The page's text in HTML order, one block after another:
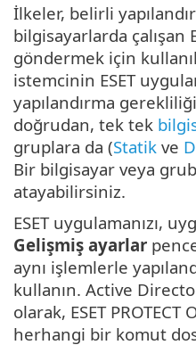
İlkeler, belirli
bilgisayarlarda çalışan
göndermek için
istemcinin ESET
yapılandırma
doğrudan, tek tek
gruplara da (Statik ve
Bir bilgisayar veya
atayabilirsiniz.
ESET uygulamanızı,
Gelişmiş ayarlar
aynı işlemlerle
kullanın. Active
olarak, ESET
herhangi bir komut